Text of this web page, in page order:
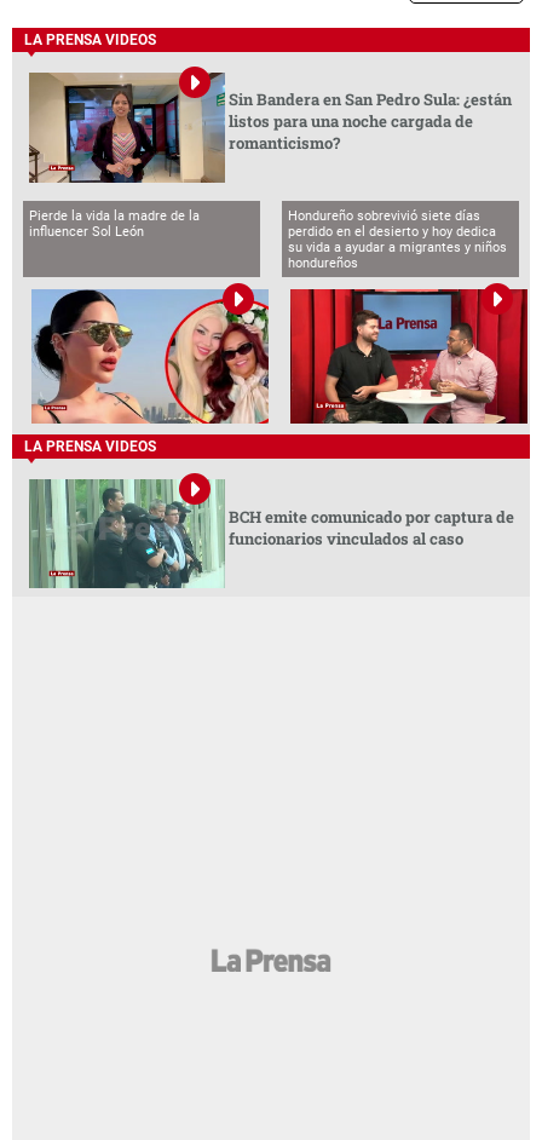
LA PRENSA VIDEOS
Sin Bandera en San Pedro Sula: ¿están
listos para una noche cargada de
romanticismo?
Pierde la vida la madre de la
influencer Sol León
Hondureño sobrevivió siete días
perdido en el desierto y hoy dedica
su vida a ayudar a migrantes y niños
hondureños
LA PRENSA VIDEOS
BCH emite comunicado por captura de
funcionarios vinculados al caso